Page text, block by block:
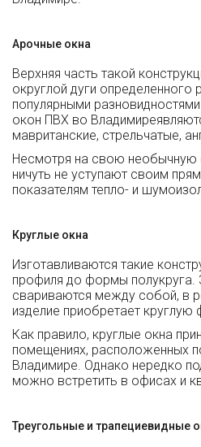
Арочные окна
Верхняя часть такой
округлой дуги определенного
популярными
окон ПВХ во
мавританские, стрельчатые,
Несмотря на свою необычную
ничуть не уступают своим
показателям тепло- и
Круглые окна
Изготавливаются такие
профиля до формы полукруга.
свариваются между собой, в
изделие приобретает круглую
Как правило, круглые окна
помещениях, расположенных
Владимире. Однако нередко
можно встретить в офисах и
Треугольные и трапециевидные